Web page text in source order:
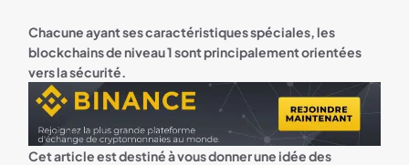
Chacune ayant ses caractéristiques spéciales, les
blockchains de niveau 1 sont principalement orientées
vers la sécurité.
Bannière Binance
Cet article est destiné à vous donner une idée des